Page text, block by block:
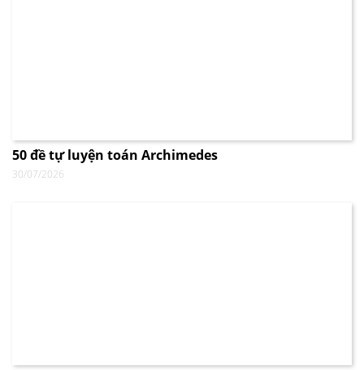
50 đề tự luyện toán Archimedes
30/07/2026